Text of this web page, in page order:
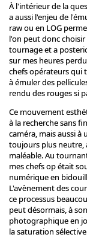
À l'intérieur de la
a aussi l'enjeu de
raw ou en LOG
l'on peut donc
tournage et a
sur mes heures
chefs opérateurs qui
à émuler des
rendu des rouges si
Ce mouvement
à la recherche sans
caméra, mais aussi
toujours plus
maléable. Au
mes chefs op était
numérique en
L'avènement des
ce processus
peut désormais, à
photographique en
la saturation